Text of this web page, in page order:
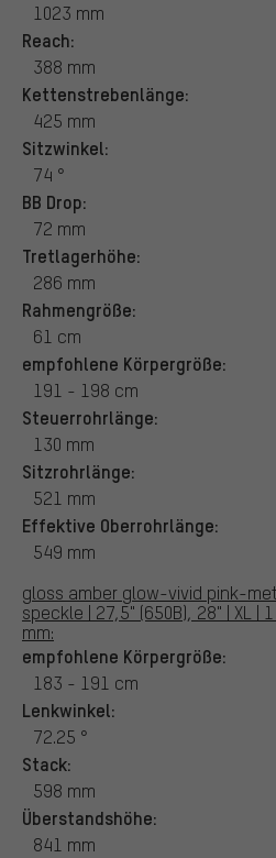
1023 mm
Reach:
388 mm
Kettenstrebenlänge:
425 mm
Sitzwinkel:
74 °
BB Drop:
72 mm
Tretlagerhöhe:
286 mm
Rahmengröße:
61 cm
empfohlene Körpergröße:
191 - 198 cm
Steuerrohrlänge:
130 mm
Sitzrohrlänge:
521 mm
Effektive Oberrohrlänge:
549 mm
gloss amber glow-vivid pink-
speckle | 27,5" (650B), 28" | XL |
mm:
empfohlene Körpergröße:
183 - 191 cm
Lenkwinkel:
72.25 °
Stack:
598 mm
Überstandshöhe:
841 mm